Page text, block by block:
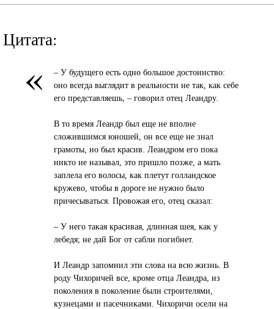
Цитата:
«
– У будущего есть одно большое достоинство:
оно всегда выглядит в реальности не так, как себе
его представляешь, – говорил отец Леандру.
В то время Леандр был еще не вполне
сложившимся юношей, он все еще не знал
грамоты, но был красив. Леандром его пока
никто не называл, это пришло позже, а мать
заплела его волосы, как плетут голландское
кружево, чтобы в дороге не нужно было
причесываться. Провожая его, отец сказал:
– У него такая красивая, длинная шея, как у
лебедя; не дай Бог от сабли погибнет.
И Леандр запомнил эти слова на всю жизнь. В
роду Чихоричей все, кроме отца Леандра, из
поколения в поколение были строителями,
кузнецами и пасечниками. Чихоричи осели на